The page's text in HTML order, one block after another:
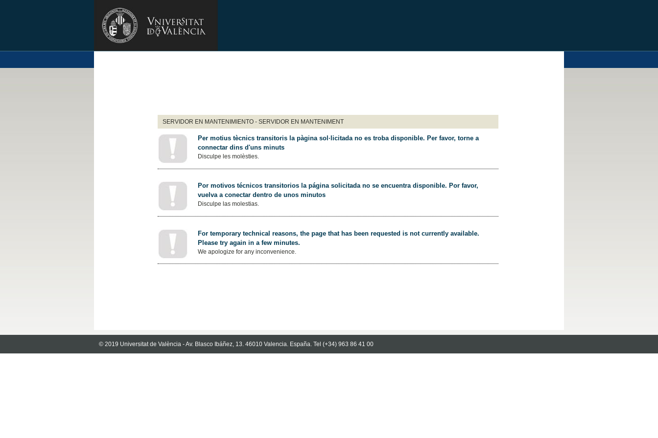
SERVIDOR EN MANTENIMIENTO - SERVIDOR EN MANTENIMENT
Per motius tècnics transitoris la pàgina sol·licitada no es troba disponible. Per favor, torne a
connectar dins d'uns minuts
Disculpe les molèsties.
Por motivos técnicos transitorios la página solicitada no se encuentra disponible. Por favor,
vuelva a conectar dentro de unos minutos
Disculpe las molestias.
For temporary technical reasons, the page that has been requested is not currently available.
Please try again in a few minutes.
We apologize for any inconvenience.
© 2019 Universitat de València - Av. Blasco Ibáñez, 13. 46010 Valencia. España. Tel (+34) 963 86 41 00